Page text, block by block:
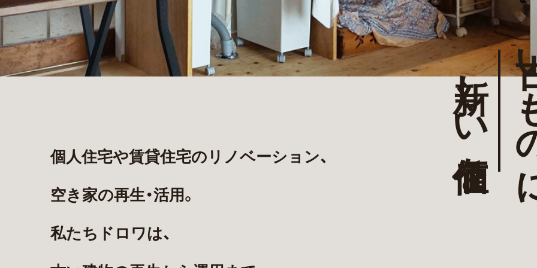
古
新しい価値を
個人住宅や賃貸住宅のリノベーション、
空き家の再生・活用。
私たちドロワは、